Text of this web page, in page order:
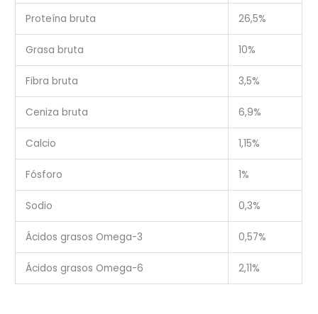
Proteína bruta 26,5%
Grasa bruta 10%
Fibra bruta 3,5%
Ceniza bruta 6,9%
Calcio 1,15%
Fósforo 1%
Sodio 0,3%
Ácidos grasos Omega-3 0,57%
Ácidos grasos Omega-6 2,11%